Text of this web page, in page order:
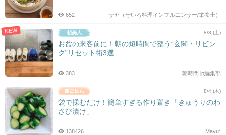
サヤ（せいろ料理インフルエンサー/栄養士）
652
NEW 8/8 (土)
お盆の来客前に！朝の短時間で整う“玄関・リビン
グ”リセット術3選
朝時間.jp編集部
383
8/4 (木)
袋で揉むだけ！簡単すぎる作り置き「きゅうりのわ
さび漬け」
Mayu*
138426